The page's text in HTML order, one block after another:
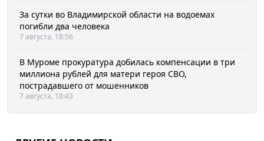
За сутки во Владимирской области на водоемах
погибли два человека
7 августа, 18:56
В Муроме прокуратура добилась компенсации в три
миллиона рублей для матери героя СВО,
пострадавшего от мошенников
7 августа, 18:43